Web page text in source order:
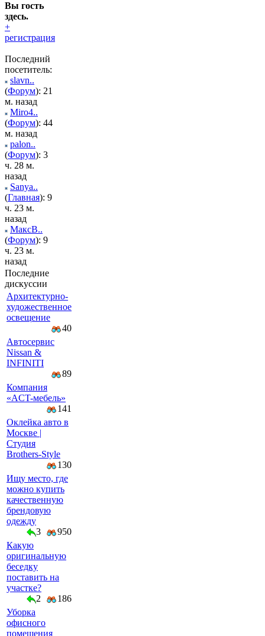
Вы гость
здесь.
+
регистрация
Последний
посетитель:
slavn..
(Форум): 21
м. назад
Miro4..
(Форум): 44
м. назад
palon..
(Форум): 3
ч. 28 м.
назад
Sanya..
(Главная): 9
ч. 23 м.
назад
МаксВ..
(Форум): 9
ч. 23 м.
назад
Последние
дискуссии
Архитектурно-
художественное
освещение
40
Автосервис
Nissan &
INFINITI
89
Компaния
«AСT-мeбeль»
141
Оклейка авто в
Москве |
Студия
Brothers-Style
130
Ищу место, где
можно купить
качественную
брендовую
одежду
3
950
Какую
оригинальную
беседку
поставить на
участке?
2
186
Уборка
офисного
помещения